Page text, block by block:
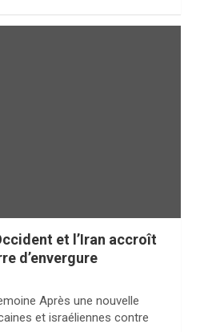
et l’Iran accroît
d’envergure
Après une nouvelle
et israéliennes contre